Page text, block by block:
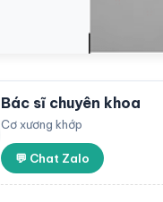
Bác sĩ chuyên khoa
Cơ xương khớp
💬 Chat Zalo